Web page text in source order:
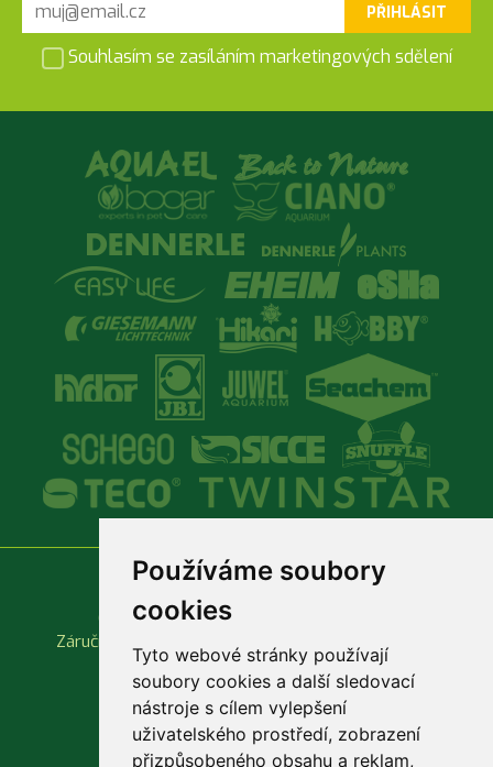
Používáme soubory
cookies
Tyto webové stránky používají
soubory cookies a další sledovací
nástroje s cílem vylepšení
uživatelského prostředí, zobrazení
přizpůsobeného obsahu a reklam,
PŘIHLÁSIT
Souhlasím se zasíláním marketingových sdělení
Vše o nákupu
Obchodní podmínky
Záruční a reklamační podmínky
Důležité odkazy
Rychlá objednávka